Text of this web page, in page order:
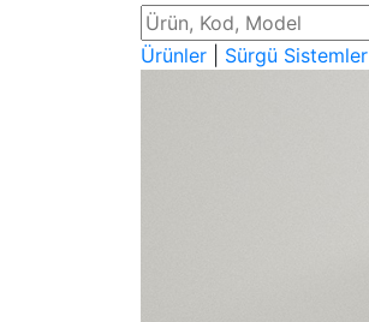
Ürünler Sürgü Sistemler